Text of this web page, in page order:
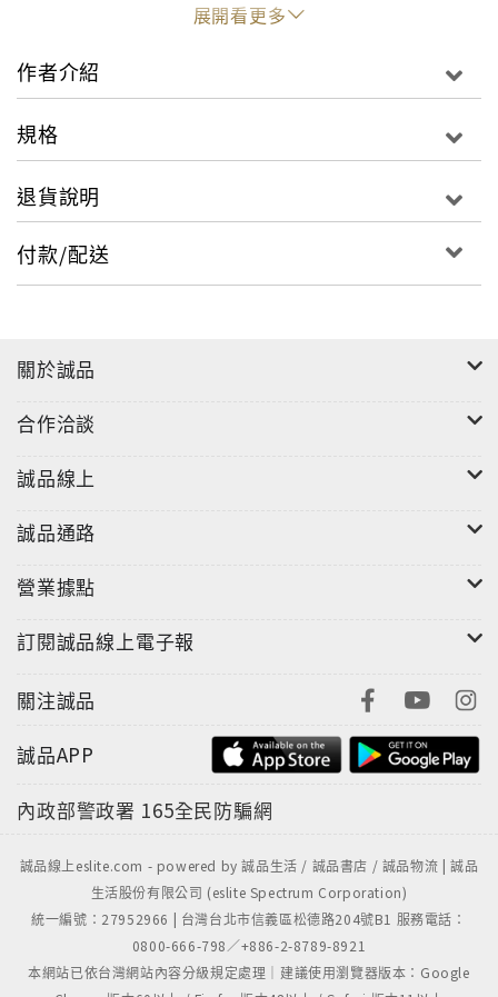
得獎名家近藤史惠挑戰演藝圈「不能說的秘密」！
Bookmeter書評網站熱烈討論！【《哈日劇》粉絲團版
4325個小時之前，我還是公主。
4325個小時之後，我成了殺人兇手。
我是無辜的。那麼，是誰害死了沙霧，又是誰想殺死
我？
深深了解沙霧，直到沙霧突然自殺，曝光的部落格裡竟
毒、蓮美霸凌她……
體，甚至蓮美的經紀人，卻都選擇相信死去的沙霧，而
為了躲避來自各方的指責，蓮美鎮日躲在家中，足不出
滿自信、受人喜愛的蓮美。沙霧的死，連帶讓「蓮美」
原想就這樣在眾人遺忘之下度過餘生，但她終究無法坐
視昔日的「蓮美公主」淪落成這樣的模樣，也不想讓曾
經支持她的粉絲失望，更重要的是——她想要知道好友
為何自殺？又為何會在部落格裡誣衊她？
於是隱藏身分的「基度山公主」就此展開了復仇計畫。
蓮美很清楚演藝圈的生活並不是那麼光鮮亮麗，但她不
手不及……
展開看更多
作者介紹
規格
退貨說明
付款/配送
關於誠品
合作洽談
誠品線上
誠品通路
營業據點
訂閱誠品線上電子報
關注誠品
誠品APP
內政部警政署 165全民防騙網
誠品線上eslite.com - powered by 誠品生活 / 誠品書店 / 誠品物流 | 誠品
生活股份有限公司 (eslite Spectrum Corporation)
統一編號：27952966 | 台灣台北市信義區松德路204號B1 服務電話：
0800-666-798／+886-2-8789-8921
本網站已依台灣網站內容分級規定處理｜建議使用瀏覽器版本：Google